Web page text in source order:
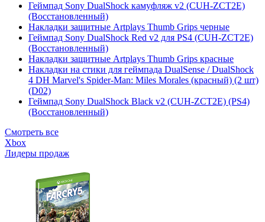
Геймпад Sony DualShock камуфляж v2 (CUH-ZCT2E)
(Восстановленный)
Накладки защитные Artplays Thumb Grips черные
Геймпад Sony DualShock Red v2 для PS4 (CUH-ZCT2E)
(Восстановленный)
Накладки защитные Artplays Thumb Grips красные
Накладки на стики для геймпада DualSense / DualShock
4 DH Marvel's Spider-Man: Miles Morales (красный) (2 шт)
(D02)
Геймпад Sony DualShock Black v2 (CUH-ZCT2E) (PS4)
(Восстановленный)
Смотреть все
Xbox
Лидеры продаж